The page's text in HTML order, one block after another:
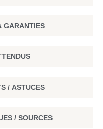
GARANTIES
/ ASTUCES
/ SOURCES